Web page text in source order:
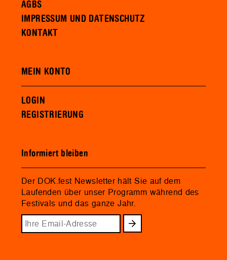
AGBS
IMPRESSUM UND DATENSCHUTZ
KONTAKT
MEIN KONTO
LOGIN
REGISTRIERUNG
Informiert bleiben
Der DOK.fest Newsletter hält Sie auf dem
Laufenden über unser Programm während des
Festivals und das ganze Jahr.